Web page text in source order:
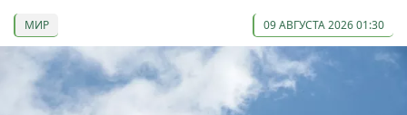
МИР 09 АВГУСТА 2026 01:30